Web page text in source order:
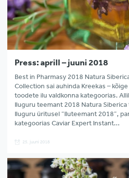
Press: aprill – juuni 2018
Best in Pharmasy 2018 Natura
Collection sai auhinda Kreekas –
toodete ilu valdkonna kategoorias.
Iluguru teemant 2018 Natura
Iluguru üritusel “Iluteemant 2018”,
kategoorias Caviar Expert Instant...
25. juuni 2018